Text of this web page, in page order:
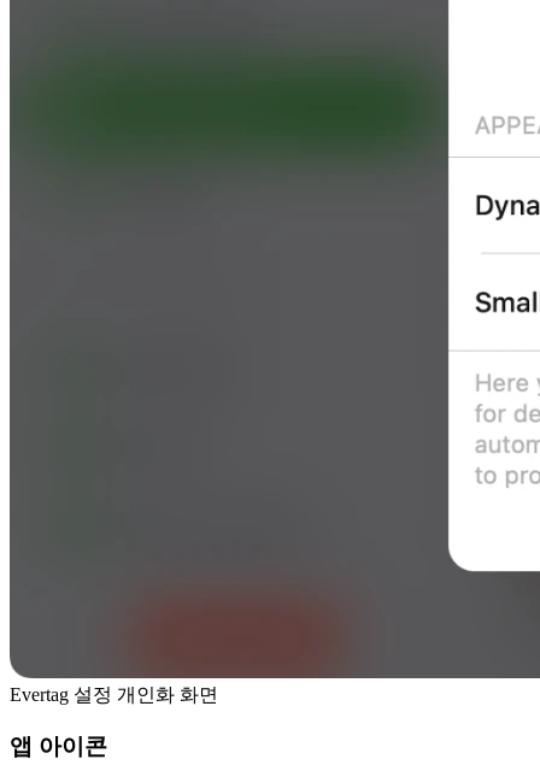
Evertag 설정 개인화 화면
앱 아이콘